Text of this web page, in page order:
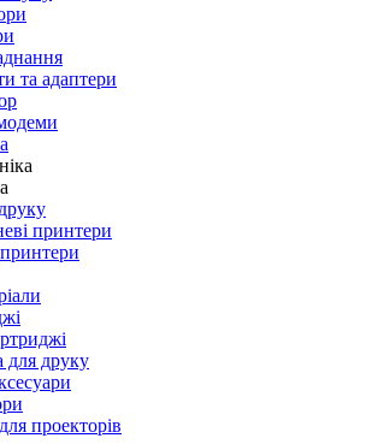
та адаптери
принтери
для друку
проекторів